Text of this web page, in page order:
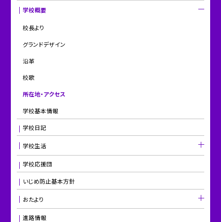
学校概要
校長より
グランドデザイン
沿革
校歌
所在地・アクセス
学校基本情報
学校日記
学校生活
学校応援団
いじめ防止基本方針
おたより
進路情報